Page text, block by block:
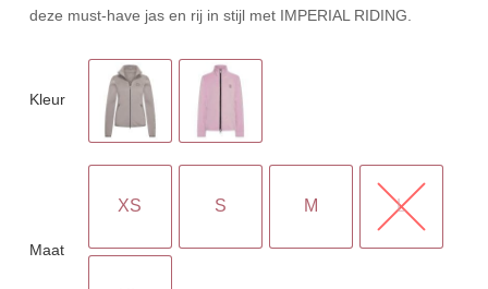
deze must-have jas en rij in stijl met IMPERIAL RIDING.
Kleur
Maat
XS S M L